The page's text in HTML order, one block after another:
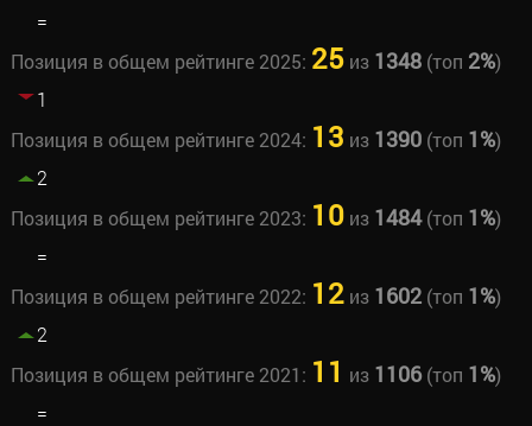
=
Позиция в общем рейтинге 2025: 25из 1348(топ 2%)
1
Позиция в общем рейтинге 2024: 13 из 1390(топ 1%)
2
Позиция в общем рейтинге 2023: 10из 1484(топ 1%)
=
Позиция в общем рейтинге 2022: 12из 1602(топ 1%)
2
Позиция в общем рейтинге 2021: 11 из 1106(топ 1%)
=